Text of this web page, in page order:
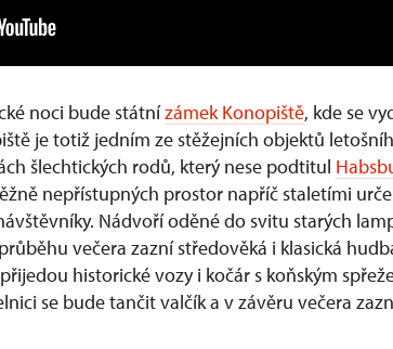
noci bude státnízámek Konopiště, kde se
je totiž jedním ze stěžejních objektů
šlechtických rodů, který nese podtitul
nepřístupných prostor napříč staletími
Nádvoří oděné do svitu starých
večera zazní středověká i klasická
historické vozy i kočár s koňským
se bude tančit valčík a v závěru večera